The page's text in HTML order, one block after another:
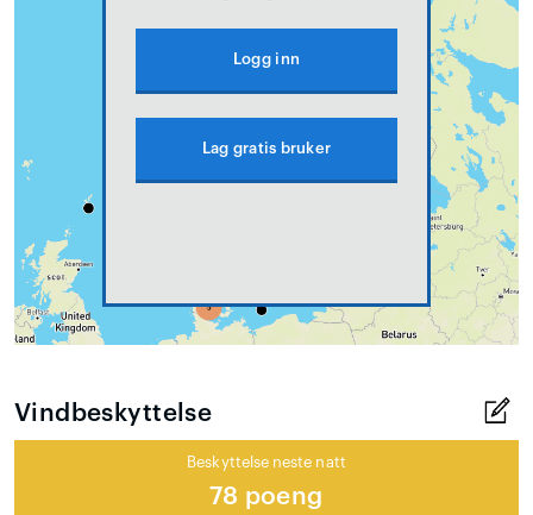
Logg inn
Lag gratis bruker
Vindbeskyttelse
Beskyttelse neste natt
78 poeng